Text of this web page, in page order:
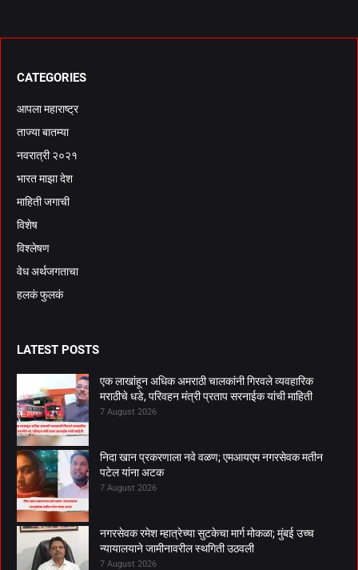
CATEGORIES
आपला महाराष्ट्र
ताज्या बातम्या
नवरात्री २०२१
भारत माझा देश
माहिती जगाची
विशेष
विश्लेषण
वेध अर्थजगताचा
हलकं फुलकं
LATEST POSTS
एक लाखांहून अधिक अमराठी चालकांनी गिरवले व्यवहारिक
मराठीचे धडे, परिवहन मंत्री प्रताप सरनाईक यांची माहिती
7 August 2026
निदा खान प्रकरणाला नवे वळण; एमआयएम नगरसेवक मतीन
पटेल यांना अटक
7 August 2026
नगरसेवक रमेश म्हात्रेच्या सुटकेचा मार्ग मोकळा; मुंबई उच्च
न्यायालयाने जामीनावरील स्थगिती उठवली
7 August 2026